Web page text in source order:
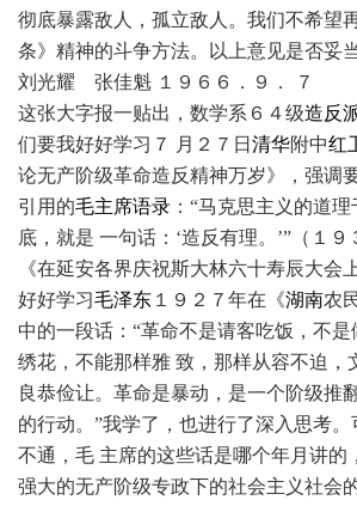
彻底暴露敌人，孤立敌人。我们不希望
条》精神的斗争方法。以上意见是否妥
刘光耀 张佳魁 １９６６．９． ７
这张大字报一贴出，数学系６４级造反
们要我好好学习７ 月２７日 清华附中红
论无产阶级革命造反精神万岁》，强调
引用的毛主席语录 ：“马克思主义的道
底，就是 一句话：‘造反有理。’”（１９
《在延安各界庆祝斯大林六十寿辰大会
好好学习毛泽东 １９２７年在《湖南农
中的一段话：“革命不是请客吃饭，不
绣花，不能那样雅 致，那样从容不迫，
良恭俭让。革命是暴动，是一个阶级推
的行动。”我学了，也进行了深入思考
不通，毛 主席的这些话是哪个年月讲的
强大的无产阶级专政下的社会主义社会